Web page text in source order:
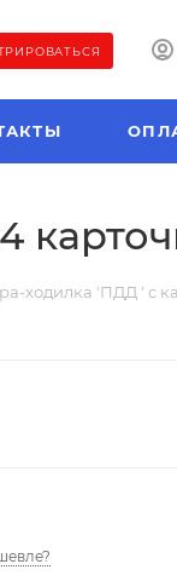
ходилка 'ПДД ' с